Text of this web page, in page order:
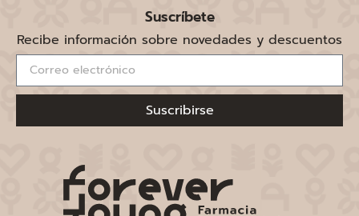
Suscríbete
Recibe información sobre novedades y descuentos
Suscribirse